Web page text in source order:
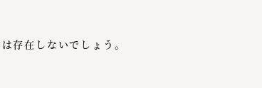
存在しないでしょう。